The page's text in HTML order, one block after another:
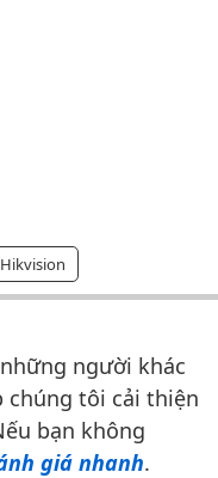
giángười khác
chúng tôi cải thiện
bạn không
giá nhanh.